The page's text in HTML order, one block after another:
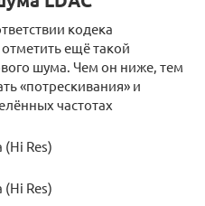
кодека
ещё такой
шума. Чем он ниже, тем
«потрескивания» и
частотах
(Hi Res)
(Hi Res)